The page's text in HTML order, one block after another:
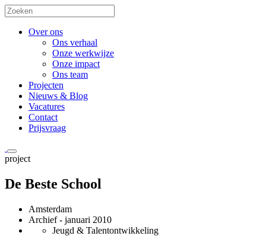
Over ons
Ons verhaal
Onze werkwijze
Onze impact
Ons team
Projecten
Nieuws & Blog
Vacatures
Contact
Prijsvraag
project
De Beste School
Amsterdam
Archief- januari 2010
Jeugd & Talentontwikkeling